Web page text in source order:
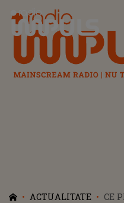
Radio Impuls
ACTUALITATE
CE